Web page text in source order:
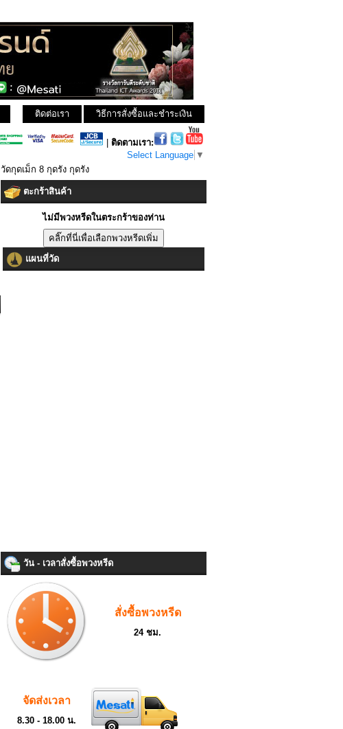
วิธีการสั่งซื้อและชำระเงิน
ติดต่อเรา
ติดตามเรา:
Select Language ▼
วัดกุดเม็ก 8 กุดรัง กุดรัง
ตะกร้าสินค้า
ไม่มีพวงหรีดในตระกร้าของท่าน
แผนที่วัด
วัน - เวลาสั่งซื้อพวงหรีด
สั่งซื้อพวงหรีด
24 ชม.
จัดส่งเวลา
8.30 - 18.00 น.